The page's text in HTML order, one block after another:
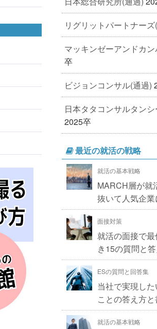
リグリットパートナーズ
マッキンゼーアンドカ
卒
ビジョンコンサル(通過)
日本タタコンサルタン
2025卒
最近の就活の戦略
就活の基本戦略
MARCH層が就
抜いて人気企
面接対策
就活の面接で
き15の質問と
ESの質問と回答集
当社で実現し
ことの答え方
就活の基本戦略